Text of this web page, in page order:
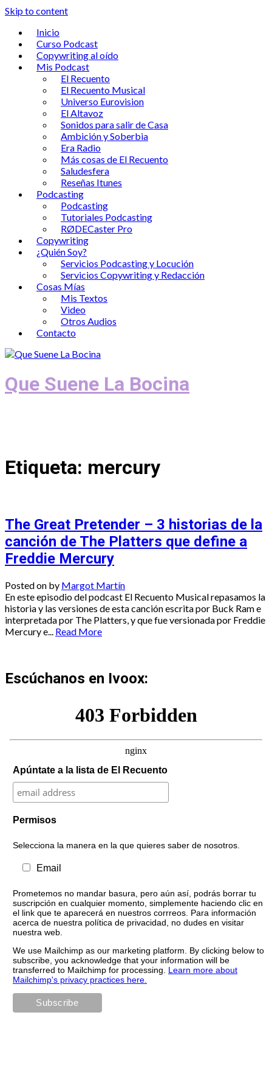
Skip to content
Inicio
Curso Podcast
Copywriting al oído
Mis Podcast
El Recuento
El Recuento Musical
Universo Eurovision
El Altavoz
Sonidos para salir de Casa
Ambición y Soberbia
Era Radio
Más cosas de El Recuento
Saludesfera
Reseñas Itunes
Podcasting
Podcasting
Tutoriales Podcasting
RØDECaster Pro
Copywriting
¿Quién Soy?
Servicios Podcasting y Locución
Servicios Copywriting y Redacción
Cosas Mías
Mis Textos
Video
Otros Audios
Contacto
Que Suene La Bocina
Etiqueta: mercury
The Great Pretender – 3 historias de la
canción de The Platters que define a
Freddie Mercury
Posted on by Margot Martín
En este episodio del podcast El Recuento Musical repasamos la
historia y las versiones de esta canción escrita por Buck Ram e
interpretada por The Platters, y que fue versionada por Freddie
Mercury e...
Read More
Escúchanos en Ivoox:
Apúntate a la lista de El Recuento
Permisos
Selecciona la manera en la que quieres saber de nosotros.
Email
Prometemos no mandar basura, pero aún así, podrás borrar tu
suscripción en cualquier momento, simplemente haciendo clic en
el link que te aparecerá en nuestros corrreos. Para información
acerca de nuestra política de privacidad, no dudes en visitar
nuestra web.
We use Mailchimp as our marketing platform. By clicking below to
subscribe, you acknowledge that your information will be
transferred to Mailchimp for processing. Learn more about
Mailchimp's privacy practices here.